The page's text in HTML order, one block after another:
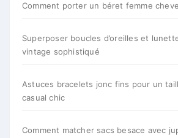
Comment porter un béret femme
Superposer boucles d’oreilles et
vintage sophistiqué
Astuces bracelets jonc fins pour un
casual chic
Comment matcher sacs besace avec